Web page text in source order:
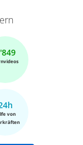
von